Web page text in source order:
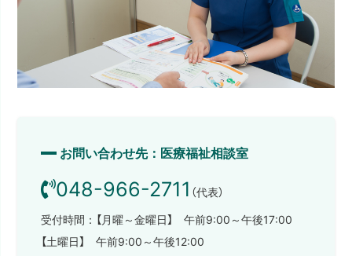
お問い合わせ先：医療福祉相談室
048-966-2711 （代表）
受付時間：【月曜～金曜日】 午前9:00～午後17:00
【土曜日】 午前9:00～午後12:00